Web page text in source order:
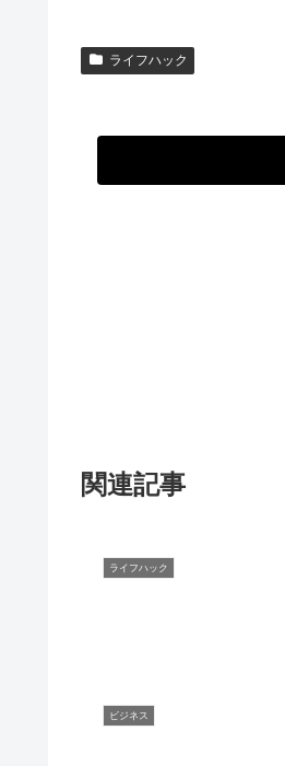
ライフハック
関連記事
ライフハック
ビジネス